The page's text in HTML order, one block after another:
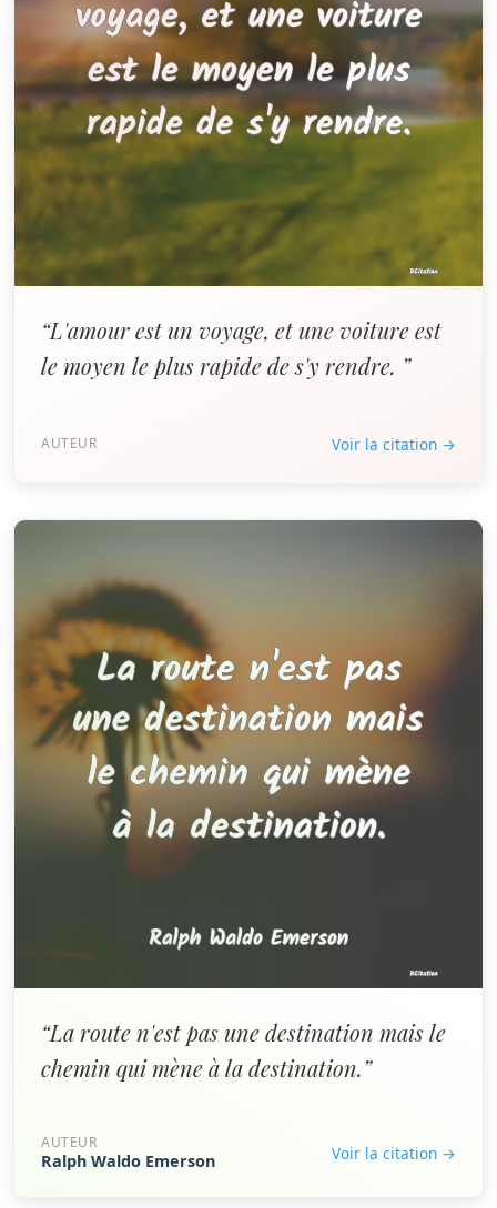
“L'amour est un voyage, et une voiture est
le moyen le plus rapide de s'y rendre. ”
AUTEUR Voir la citation →
“La route n'est pas une destination mais le
chemin qui mène à la destination.”
AUTEUR
Ralph Waldo Emerson Voir la citation →